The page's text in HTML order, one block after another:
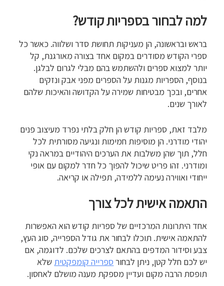
למה לבחור בספריות קודש?
בראש ובראשונה, הן מעניקות תחושת סדר ושלווה. כאשר כל
ספרי הקודש מסודרים במקום אחד בצורה מאורגנת, קל
יותר למצוא ספרים ולהשתמש בהם מבלי לגרום לבלגן.
בנוסף, הספריות מגנות על הספרים מפני אבק ונזקים
אחרים, ובכך מבטיחות שמירה על הקדושה והאיכות שלהם
לאורך שנים.
מלבד זאת, ספריות קודש הן חלק בלתי נפרד מעיצוב פנים
יהודי מודרני. הן מוסיפות חמימות ונגיעה מסורתית לכל
חלל, תוך שהן משלבות את הערכים היהודיים במראה נקי
ומודרני. זהו פריט שיכול להפוך כל חדר למקום עם אופי
ייחודי ואווירה נעימה ללמידה, תפילה או קריאה.
התאמה אישית לכל צורך
אחד היתרונות המרכזיים של ספריות קודש הוא האפשרות
להתאמה אישית. תוכלו לבחור את גודל הספרייה, סוג העץ,
צבע וסידור המדפים בהתאם לצרכים שלכם. לדוגמה, אם
יש לכם חלל קטן, ניתן לבחור ספרייה קומפקטית שלא
תופסת הרבה מקום ועדיין מספקת מענה מושלם לאחסון.